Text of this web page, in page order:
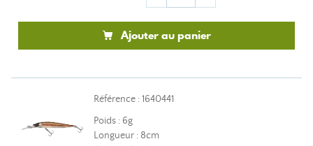
Ajouter au panier
Référence : 1640441
Poids : 6g
Longueur : 8cm